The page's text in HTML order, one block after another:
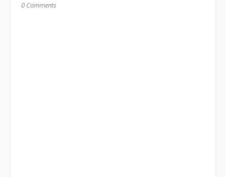
0 Comments